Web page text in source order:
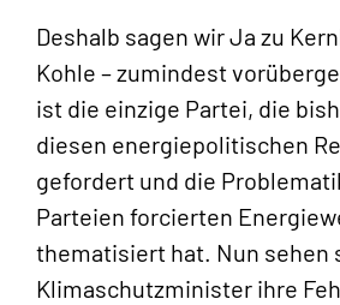
Deshalb sagen wir Ja zu
Kohle – zumindest
ist die einzige Partei, die
diesen energiepolitischen
gefordert und die
Parteien forcierten
thematisiert hat. Nun sehen
Klimaschutzminister ihre